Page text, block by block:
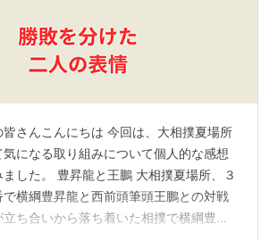
さんこんにちは 今回は、大相撲夏場所
気になる取り組みについて個人的な感想
した。 豊昇龍と王鵬 大相撲夏場所、３
で横綱豊昇龍と西前頭筆頭王鵬との対戦
ち合いから落ち着いた相撲で横綱豊昇